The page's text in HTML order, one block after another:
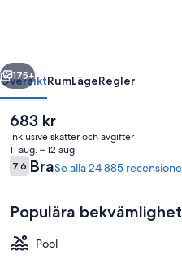
Nästa
175+
ÖversiktRumLägeRegler
Det
nuvarande
priset
är
683 kr
683 kr
inklusive skatter och avgifter
11 aug. – 12 aug.
Recensioner
7,67,6 av 10,
BraSe alla 24 885
Populära
Pool